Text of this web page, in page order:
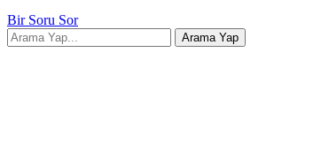
Bir Soru Sor